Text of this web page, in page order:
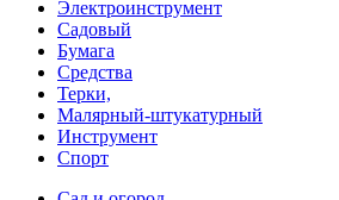
Электроинструмент
Садовый
Бумага
Средства
Терки,
Малярный-штукатурный
Инструмент
Спорт